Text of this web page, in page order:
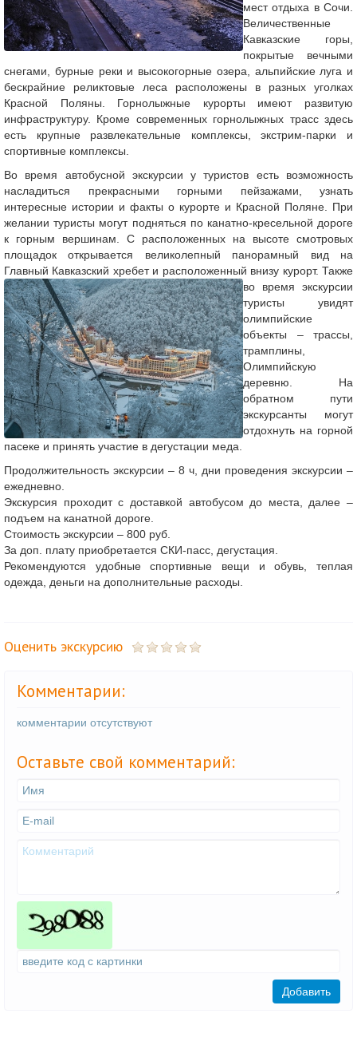
мест отдыха в Сочи.
Величественные
Кавказские горы,
покрытые вечными
снегами, бурные реки и высокогорные озера, альпийские луга и
бескрайние реликтовые леса расположены в разных уголках
Красной Поляны. Горнолыжные курорты имеют развитую
инфраструктуру. Кроме современных горнолыжных трасс здесь
есть крупные развлекательные комплексы, экстрим-парки и
спортивные комплексы.
Во время автобусной экскурсии у туристов есть возможность
насладиться прекрасными горными пейзажами, узнать
интересные истории и факты о курорте и Красной Поляне. При
желании туристы могут подняться по канатно-кресельной дороге
к горным вершинам. С расположенных на высоте смотровых
площадок открывается великолепный панорамный вид на
Главный Кавказский хребет и расположенный внизу курорт. Также
во время экскурсии
туристы увидят
олимпийские
объекты – трассы,
трамплины,
Олимпийскую
деревню. На
обратном пути
экскурсанты могут
отдохнуть на горной
пасеке и принять участие в дегустации меда.
Продолжительность экскурсии – 8 ч, дни проведения экскурсии –
ежедневно.
Экскурсия проходит с доставкой автобусом до места, далее –
подъем на канатной дороге.
Стоимость экскурсии – 800 руб.
За доп. плату приобретается СКИ-пасс, дегустация.
Рекомендуются удобные спортивные вещи и обувь, теплая
одежда, деньги на дополнительные расходы.
Оценить экскурсию
Комментарии:
комментарии отсутствуют
Оставьте свой комментарий:
Добавить